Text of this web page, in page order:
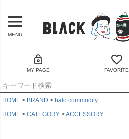
MENU
MY PAGE FAVORITE
HOME BRAND
halo commodity
HOME
CATEGORY ACCESSORY